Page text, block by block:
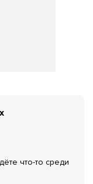
что-то среди